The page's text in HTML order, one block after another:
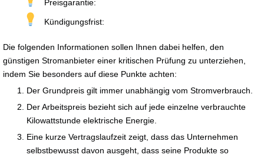
Preisgarantie:
Kündigungsfrist:
Die folgenden Informationen sollen Ihnen dabei helfen, den
günstigen Stromanbieter einer kritischen Prüfung zu unterziehen,
indem Sie besonders auf diese Punkte achten:
Der Grundpreis gilt immer unabhängig vom Stromverbrauch.
Der Arbeitspreis bezieht sich auf jede einzelne verbrauchte
Kilowattstunde elektrische Energie.
Eine kurze Vertragslaufzeit zeigt, dass das Unternehmen
selbstbewusst davon ausgeht, dass seine Produkte so